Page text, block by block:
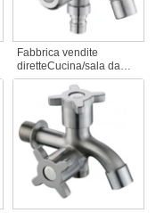
Fabbrica vendite
diretteCucina/sala da
pranzo acciaio rubinetto
a 2 vie doppia uscita
acqua rubinetto giardino
lavaggio rubinetto
accessori